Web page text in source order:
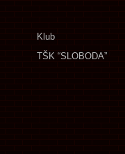
Klub
TŠK “SLOBODA”